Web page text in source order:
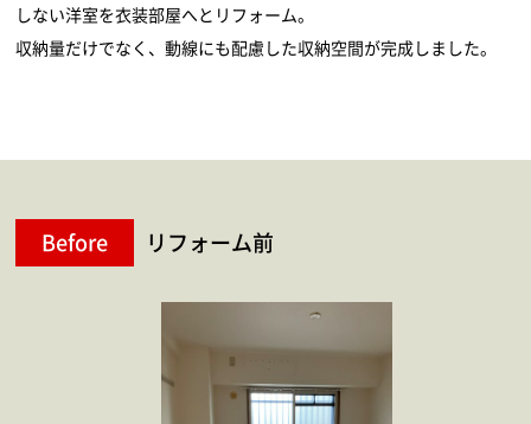
しない洋室を衣装部屋へとリフォーム。
収納量だけでなく、動線にも配慮した収納空間が完成しました。
Before リフォーム前